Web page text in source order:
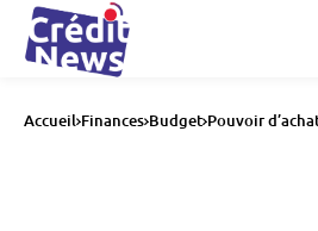
Accueil Finances Budget Pouvoir
change en